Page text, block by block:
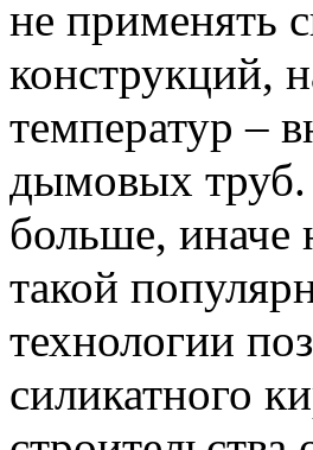
не применять
конструкций,
температур –
дымовых труб.
больше, иначе
такой
технологии
силикатного